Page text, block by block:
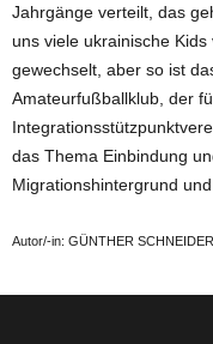
Jahrgänge verteilt, das
uns viele ukrainische
gewechselt, aber so ist
Amateurfußballklub, der
das Thema Einbindung
Migrationshintergrund
Autor/-in: GÜNTHER SCHNEIDER